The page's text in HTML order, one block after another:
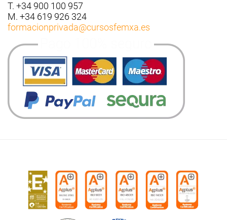
T. +34 900 100 957
M. +34 619 926 324
formacionprivada@cursosfemxa.es